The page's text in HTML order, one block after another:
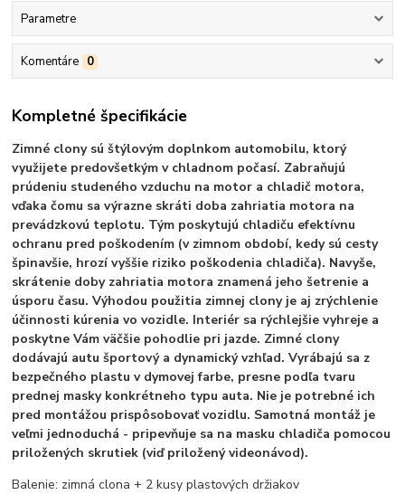
Parametre
Komentáre 0
Kompletné špecifikácie
Zimné clony sú štýlovým doplnkom automobilu, ktorý
využijete predovšetkým v chladnom počasí. Zabraňujú
prúdeniu studeného vzduchu na motor a chladič motora,
vďaka čomu sa výrazne skráti doba zahriatia motora na
prevádzkovú teplotu. Tým poskytujú chladiču efektívnu
ochranu pred poškodením (v zimnom období, kedy sú cesty
špinavšie, hrozí vyššie riziko poškodenia chladiča). Navyše,
skrátenie doby zahriatia motora znamená jeho šetrenie a
úsporu času. Výhodou použitia zimnej clony je aj zrýchlenie
účinnosti kúrenia vo vozidle. Interiér sa rýchlejšie vyhreje a
poskytne Vám väčšie pohodlie pri jazde. Zimné clony
dodávajú autu športový a dynamický vzhľad. Vyrábajú sa z
bezpečného plastu v dymovej farbe, presne podľa tvaru
prednej masky konkrétneho typu auta. Nie je potrebné ich
pred montážou prispôsobovať vozidlu. Samotná montáž je
veľmi jednoduchá - pripevňuje sa na masku chladiča pomocou
priložených skrutiek (viď priložený videonávod).
Balenie: zimná clona + 2 kusy plastových držiakov